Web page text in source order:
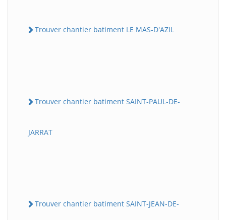
Trouver chantier batiment LE MAS-D'AZIL
Trouver chantier batiment SAINT-PAUL-DE-
JARRAT
Trouver chantier batiment SAINT-JEAN-DE-